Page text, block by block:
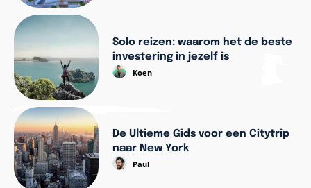
Solo reizen: waarom het de beste
investering in jezelf is
Koen
De Ultieme Gids voor een Citytrip
naar New York
Paul